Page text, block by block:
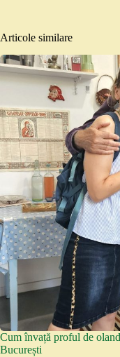
Articole similare
Cum învață proful de
București